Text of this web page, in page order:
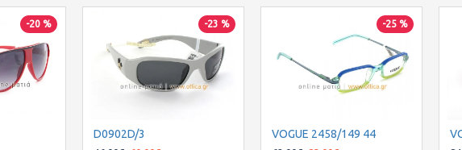
-20 % -23 %
D0902D/3
-23 %
D0902E/3
-25 %
VOGUE 2458/149 44